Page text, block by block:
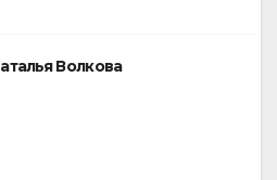
Волкова